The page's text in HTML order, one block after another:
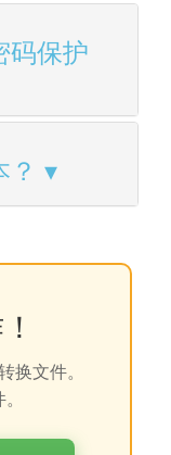
码保护
换文件。